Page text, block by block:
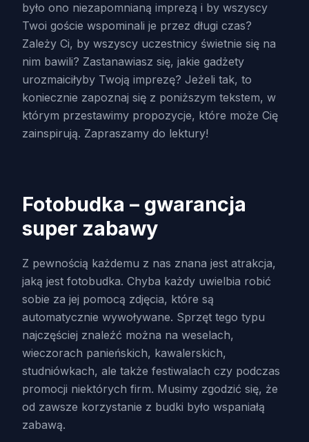
było ono niezapomnianą imprezą i by wszyscy
Twoi goście wspominali je przez długi czas?
Zależy Ci, by wszyscy uczestnicy świetnie się na
nim bawili? Zastanawiasz się, jakie gadżety
urozmaiciłyby Twoją imprezę? Jeżeli tak, to
koniecznie zapoznaj się z poniższym tekstem, w
którym przestawimy propozycje, które może Cię
zainspirują. Zapraszamy do lektury!
Fotobudka – gwarancja
super zabawy
Z pewnością każdemu z nas znana jest atrakcja,
jaką jest fotobudka. Chyba każdy uwielbia robić
sobie za jej pomocą zdjęcia, które są
automatycznie wywoływane. Sprzęt tego typu
najczęściej znaleźć można na weselach,
wieczorach panieńskich, kawalerskich,
studniówkach, ale także festiwalach czy podczas
promocji niektórych firm. Musimy zgodzić się, że
od zawsze korzystanie z budki było wspaniałą
zabawą.